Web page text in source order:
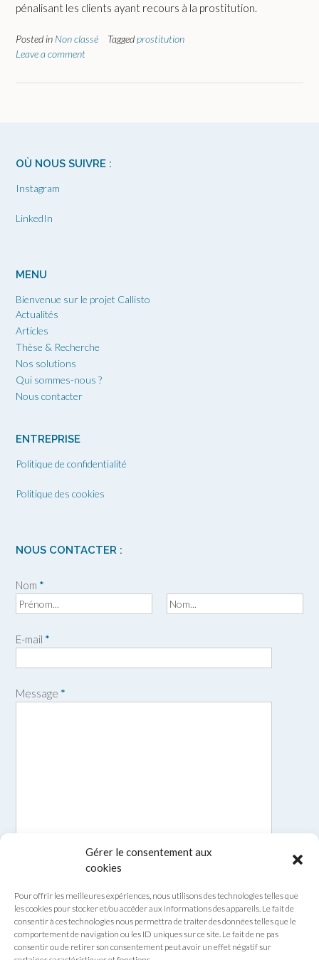
Gérer le consentement aux
cookies
Pour offrir les meilleures expériences, nous utilisons des technologies telles que
les cookies pour stocker et/ou accéder aux informations des appareils. Le fait de
consentir à ces technologies nous permettra de traiter des données telles que le
comportement de navigation ou les ID uniques sur ce site. Le fait de ne pas
consentir ou de retirer son consentement peut avoir un effet négatif sur
pénalisant les clients ayant recours à la prostitution.
Posted in Non classé Taggedprostitution
Leave a comment
OÙ NOUS SUIVRE :
Instagram
LinkedIn
MENU
Bienvenue sur le projet Callisto
Actualités
Articles
Thèse & Recherche
Nos solutions
Qui sommes-nous ?
Nous contacter
ENTREPRISE
Politique de confidentialité
Politique des cookies
NOUS CONTACTER :
Nom *
é
E-mail *
Message *